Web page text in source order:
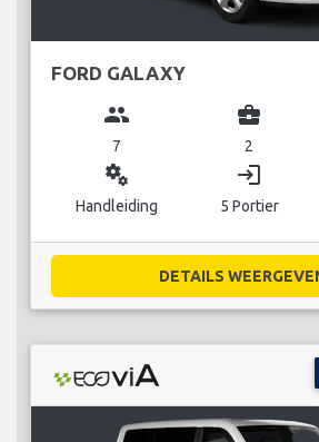
FORD GALAXY
group
7
business_center
2
miscellaneous_services
Handleiding
login
5 Portier
DETAILS